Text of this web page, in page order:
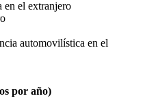
en el extranjero
automovilística en el
por año)